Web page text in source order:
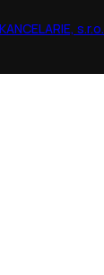
KANCELARIE, s.r.o.